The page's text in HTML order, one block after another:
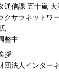
通信課 五十嵐 大
クサラネットワ
整中
拶
団法人インター